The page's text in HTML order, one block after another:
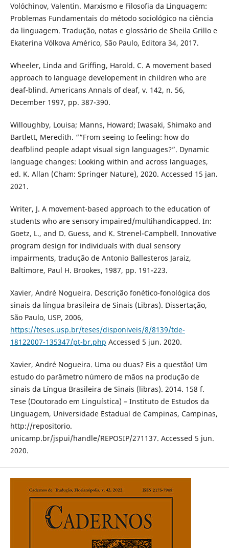
Volóchinov, Valentin. Marxismo e Filosofia da Linguagem:
Problemas Fundamentais do método sociológico na ciência
da linguagem. Tradução, notas e glossário de Sheila Grillo e
Ekaterina Vólkova Américo, São Paulo, Editora 34, 2017.
Wheeler, Linda and Griffing, Harold. C. A movement based
approach to language developement in children who are
deaf-blind. Americans Annals of deaf, v. 142, n. 56,
December 1997, pp. 387-390.
Willoughby, Louisa; Manns, Howard; Iwasaki, Shimako and
Bartlett, Meredith. ““From seeing to feeling: how do
deafblind people adapt visual sign languages?”. Dynamic
language changes: Looking within and across languages,
ed. K. Allan (Cham: Springer Nature), 2020. Accessed 15 jan.
2021.
Writer, J. A movement-based approach to the education of
students who are sensory impaired/multihandicapped. In:
Goetz, L., and D. Guess, and K. Strenel-Campbell. Innovative
program design for individuals with dual sensory
impairments, tradução de Antonio Ballesteros Jaraiz,
Baltimore, Paul H. Brookes, 1987, pp. 191-223.
Xavier, André Nogueira. Descrição fonético-fonológica dos
sinais da língua brasileira de Sinais (Libras). Dissertação,
São Paulo, USP, 2006,
https://teses.usp.br/teses/disponiveis/8/8139/tde-
18122007-135347/pt-br.php Accessed 5 jun. 2020.
Xavier, André Nogueira. Uma ou duas? Eis a questão! Um
estudo do parâmetro número de mãos na produção de
sinais da Língua Brasileira de Sinais (libras). 2014. 158 f.
Tese (Doutorado em Linguística) – Instituto de Estudos da
Linguagem, Universidade Estadual de Campinas, Campinas,
http://repositorio.
unicamp.br/jspui/handle/REPOSIP/271137. Accessed 5 jun.
2020.